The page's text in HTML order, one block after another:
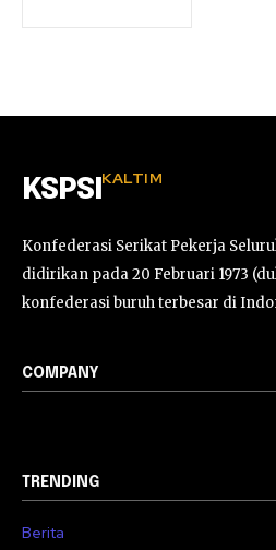
KSPSI KALTIM
Konfederasi Serikat Pekerja
didirikan pada 20 Februari 1973
konfederasi buruh terbesar di
COMPANY
TRENDING
Berita